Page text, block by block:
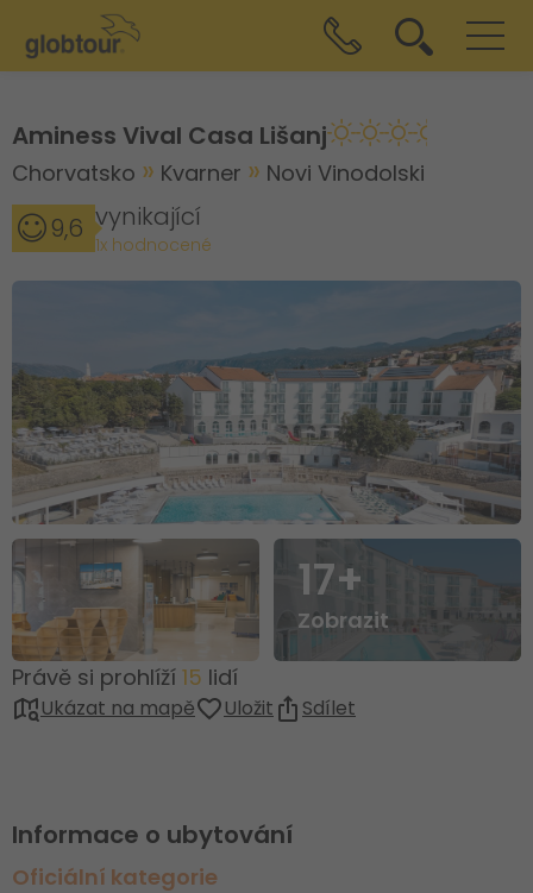
Aminess Vival Casa Lišanj
Chorvatsko Kvarner Novi Vinodolski
9,6 vynikající
1x hodnocené
17+
Zobrazit
Právě si prohlíží 15 lidí
Ukázat na mapě Uložit Sdílet
Informace o ubytování
Oficiální kategorie